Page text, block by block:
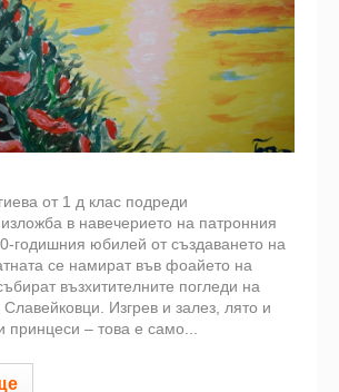
от 1 д клас подреди
в навечерието на патронния
годишния юбилей от създаването на
се намират във фоайето на
възхитителните погледи на
Изгрев и залез, лято и
принцеси – това е само...